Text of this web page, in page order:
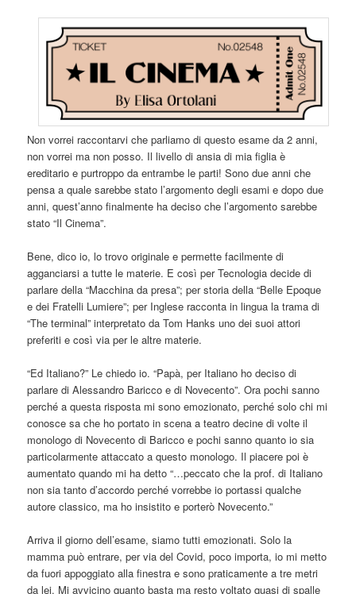
Non vorrei raccontarvi che parliamo di questo esame da 2 anni,
non vorrei ma non posso. Il livello di ansia di mia figlia è
ereditario e purtroppo da entrambe le parti! Sono due anni che
pensa a quale sarebbe stato l’argomento degli esami e dopo due
anni, quest’anno finalmente ha deciso che l’argomento sarebbe
stato “Il Cinema”.
Bene, dico io, lo trovo originale e permette facilmente di
agganciarsi a tutte le materie. E così per Tecnologia decide di
parlare della “Macchina da presa”; per storia della “Belle Epoque
e dei Fratelli Lumiere”; per Inglese racconta in lingua la trama di
“The terminal” interpretato da Tom Hanks uno dei suoi attori
preferiti e così via per le altre materie.
“Ed Italiano?” Le chiedo io. “Papà, per Italiano ho deciso di
parlare di Alessandro Baricco e di Novecento”. Ora pochi sanno
perché a questa risposta mi sono emozionato, perché solo chi mi
conosce sa che ho portato in scena a teatro decine di volte il
monologo di Novecento di Baricco e pochi sanno quanto io sia
particolarmente attaccato a questo monologo. Il piacere poi è
aumentato quando mi ha detto “…peccato che la prof. di Italiano
non sia tanto d’accordo perché vorrebbe io portassi qualche
autore classico, ma ho insistito e porterò Novecento.”
Arriva il giorno dell’esame, siamo tutti emozionati. Solo la
mamma può entrare, per via del Covid, poco importa, io mi metto
da fuori appoggiato alla finestra e sono praticamente a tre metri
da lei. Mi avvicino quanto basta ma resto voltato quasi di spalle